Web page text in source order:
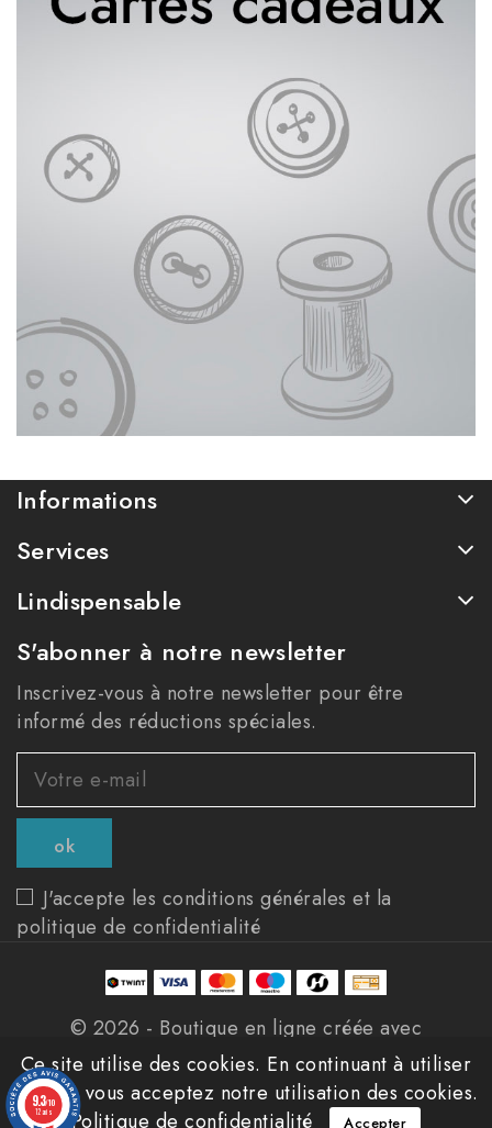
Informations
Services
Lindispensable
S'abonner à notre newsletter
Inscrivez-vous à notre newsletter pour être
informé des réductions spéciales.
J'accepte les conditions générales et la
politique de confidentialité
Ce site utilise des cookies. En continuant à utiliser
ce site, vous acceptez notre utilisation des cookies.
Politique de confidentialité
Accepter
© 2026 - Boutique en ligne créée avec
PrestaShop™
9.3/10
12 avis